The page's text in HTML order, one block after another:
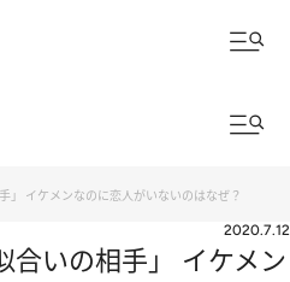
」 イケメンなのに恋人がいないのはなぜ？
2020.7.12
合いの相手」 イケメン